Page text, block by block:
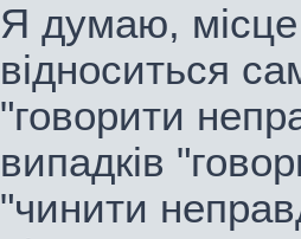
Я думаю, місце
відноситься
"говорити
випадків
"чинити